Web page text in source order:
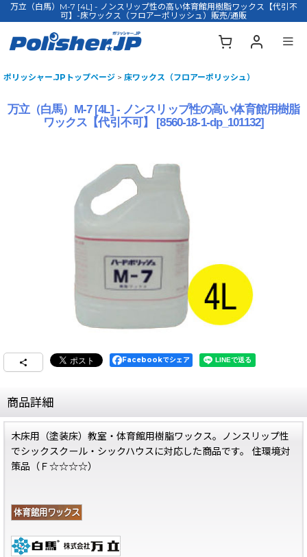
万立（白馬）M-7 [4L] - ノンスリップ性の高い体育館用樹脂ワックス【代引不
可】-床ワックス（フロアーポリッシュ）販売/通販
ポリッシャー.JPトップページ > 床ワックス（フロアーポリッシュ）
万立（白馬）M-7 [4L] - ノンスリップ性の高い体育館用樹脂
ワックス【代引不可】
[8560-18-1-dp_101132]
Facebookでシェア
商品詳細
木床用（塗装床）教室・体育館用樹脂ワックス。ノンスリップ性
でシックスクール・シックハウスに対応した商品です。 住環境対
策品（Ｆ☆☆☆☆）